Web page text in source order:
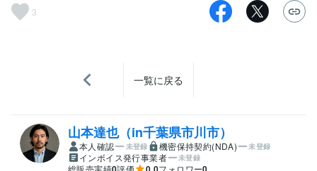
3
一覧に戻る
山本達也（in千葉県市川市）
本人確認 未登録 機密保持契約(NDA) 未登録
インボイス発行事業者 未登録